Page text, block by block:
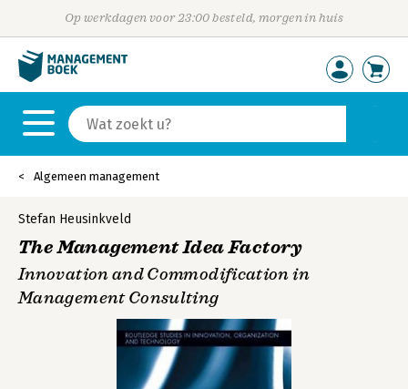
Op werkdagen voor 23:00 besteld, morgen in huis
Algemeen management
Stefan Heusinkveld
The Management Idea Factory
Innovation and Commodification in
Management Consulting